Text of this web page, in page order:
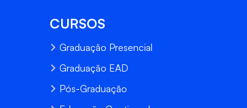
CURSOS
Graduação Presencial
Graduação EAD
Pós-Graduação